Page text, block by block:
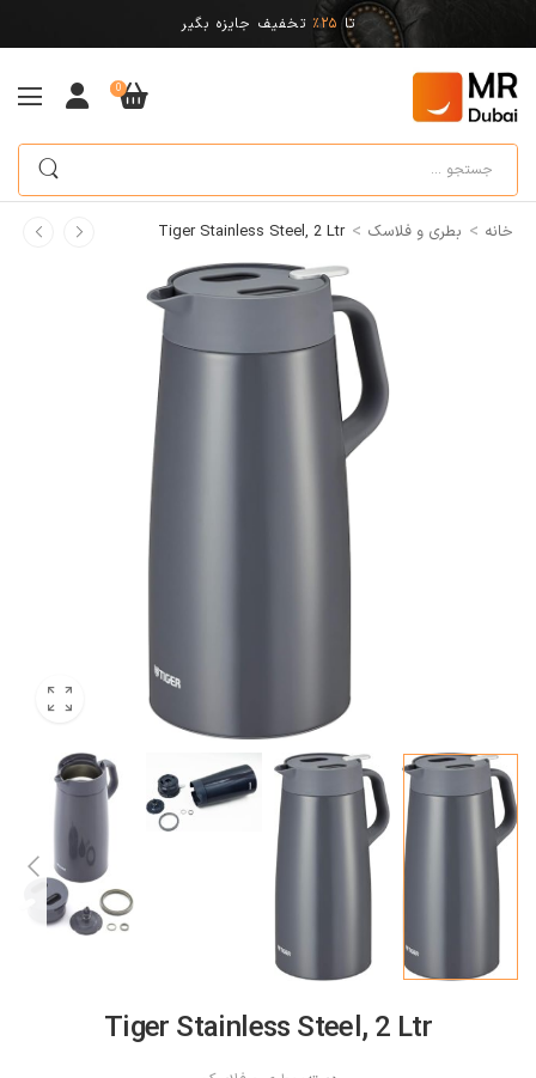
تا 25% تخفیف جایزه بگیر
0
خانه > بطری و فلاسک >
Tiger Stainless Steel, 2 Ltr
Tiger Stainless Steel, 2 Ltr